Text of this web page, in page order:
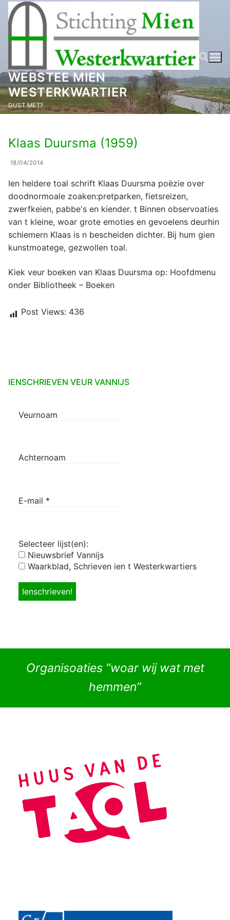
naar
inhoud
WEBSTEE MIEN
WESTERKWARTIER
DUST MET? Zoeken naar:
Klaas Duursma (1959)
18/04/2014
Ien heldere toal schrift Klaas Duursma poëzie over
doodnormoale zoaken:pretparken, fietsreizen,
zwerfkeien, pabbe's en kiender. t Binnen observoaties
van t kleine, woar grote emoties en gevoelens deurhin
schiemern Klaas is n bescheiden dichter. Bij hum gien
kunstmoatege, gezwollen toal.
Kiek veur boeken van Klaas Duursma op: Hoofdmenu
onder Bibliotheek – Boeken
Post Views: 436
IENSCHRIEVEN VEUR VANNIJS
Veurnoam
Achternoam
E-mail *
Selecteer lijst(en):
Nieuwsbrief Vannijs
Waarkblad, Schrieven ien t Westerkwartiers
Organisoaties “woar wij wat met
hemmen”